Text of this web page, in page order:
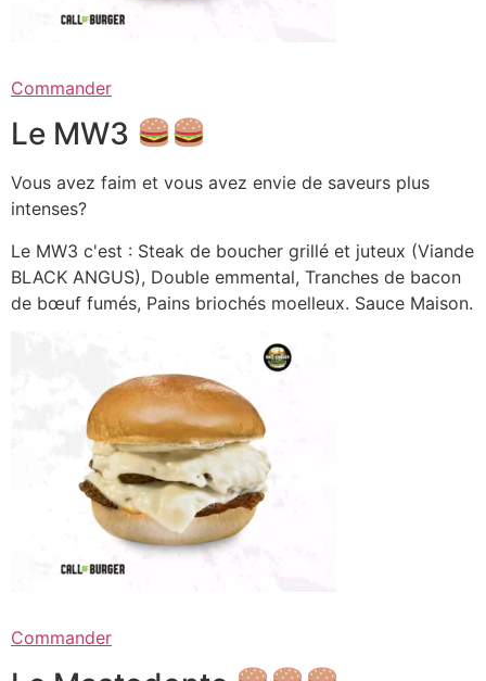
Commander
Le MW3
Vous avez faim et vous avez envie de saveurs plus
intenses?
Le MW3 c'est : Steak de boucher grillé et juteux (Viande
BLACK ANGUS), Double emmental, Tranches de bacon
de bœuf fumés, Pains briochés moelleux. Sauce Maison.
Commander